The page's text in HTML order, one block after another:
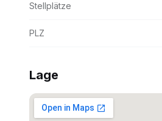
Stellplätze
PLZ
Lage